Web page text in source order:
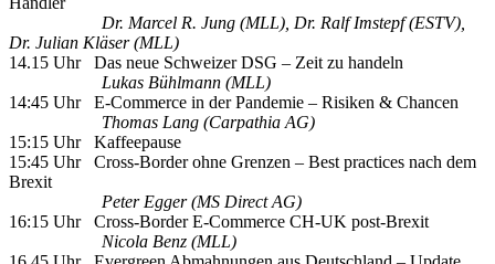
Dr. Marcel R. Jung (MLL), Dr. Ralf Imstepf (ESTV),
Dr. Julian Kläser (MLL)
14.15 Uhr Das neue Schweizer DSG – Zeit zu handeln
Lukas Bühlmann (MLL)
14:45 Uhr E-Commerce in der Pandemie – Risiken & Chancen
Thomas Lang (Carpathia AG)
15:15 Uhr Kaffeepause
15:45 Uhr Cross-Border ohne Grenzen – Best practices nach dem
Brexit
Peter Egger (MS Direct AG)
16:15 Uhr Cross-Border E-Commerce CH-UK post-Brexit
Nicola Benz (MLL)